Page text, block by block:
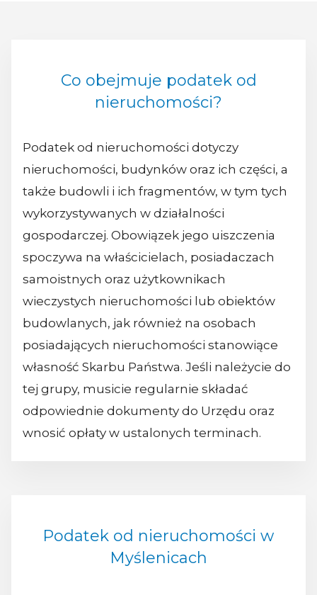
Co obejmuje podatek od
nieruchomości?
Podatek od nieruchomości dotyczy
nieruchomości, budynków oraz ich części, a
także budowli i ich fragmentów, w tym tych
wykorzystywanych w działalności
gospodarczej. Obowiązek jego uiszczenia
spoczywa na właścicielach, posiadaczach
samoistnych oraz użytkownikach
wieczystych nieruchomości lub obiektów
budowlanych, jak również na osobach
posiadających nieruchomości stanowiące
własność Skarbu Państwa. Jeśli należycie do
tej grupy, musicie regularnie składać
odpowiednie dokumenty do Urzędu oraz
wnosić opłaty w ustalonych terminach.
Podatek od nieruchomości w
Myślenicach